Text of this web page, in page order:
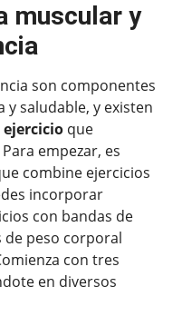
muscular y
son componentes
y saludable, y existen
ejercicio que
empezar, es
combine ejercicios
incorporar
con bandas de
de peso corporal
con tres
en diversos